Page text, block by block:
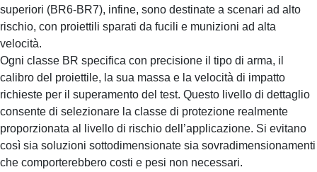
superiori (BR6-BR7), infine, sono destinate a scenari ad alto
rischio, con proiettili sparati da fucili e munizioni ad alta
velocità.
Ogni classe BR specifica con precisione il tipo di arma, il
calibro del proiettile, la sua massa e la velocità di impatto
richieste per il superamento del test. Questo livello di dettaglio
consente di selezionare la classe di protezione realmente
proporzionata al livello di rischio dell’applicazione. Si evitano
così sia soluzioni sottodimensionate sia sovradimensionamenti
che comporterebbero costi e pesi non necessari.